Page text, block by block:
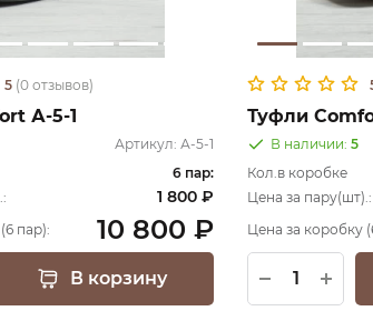
5 (0 отзывов)
А-5-1
Артикул: А-5-1
6 пар:
1 800 ₽
пар): 10 800 ₽
В корзину
Туфли
В наличии: 5
Кол.в коробке
Цена за пару(шт).:
Цена за коробку